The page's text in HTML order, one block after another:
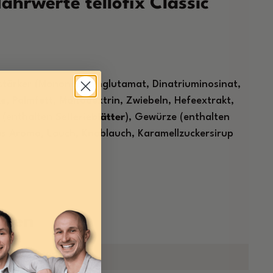
tellofix Classic
(Mononatriumglutamat, Dinatriuminosinat,
Palmfett, Maltodextrin, Zwiebeln, Hefeextrakt,
Sellerieblätter), Gewürze (enthalten
Aroma, Lauch, Knoblauch, Karamellzuckersirup
pro 100g